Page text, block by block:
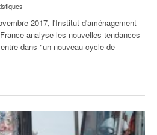
2017, l'Institut d'aménagement
analyse les nouvelles tendances
dans "un nouveau cycle de